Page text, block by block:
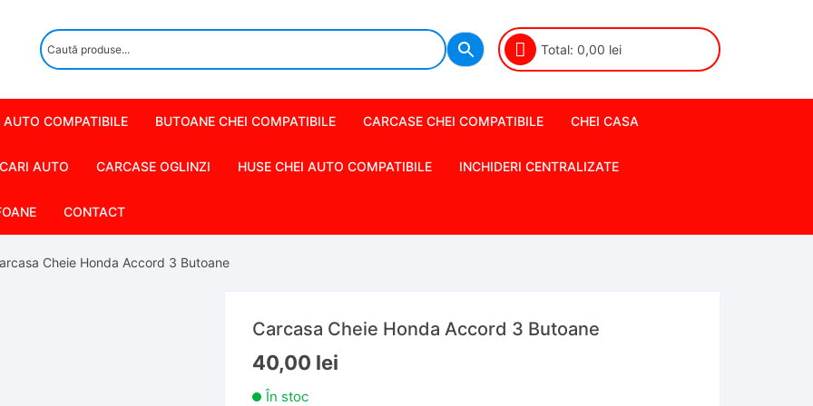
Total: 0,00 lei
AUTO COMPATIBILE BUTOANE CHEI COMPATIBILE CARCASE CHEI COMPATIBILE CHEI CASA
AUTO CARCASE OGLINZI HUSE CHEI AUTO COMPATIBILE INCHIDERI CENTRALIZATE
CONTACT
Cheie Honda Accord 3 Butoane
Carcasa Cheie Honda Accord 3 Butoane
40,00 lei
În stoc